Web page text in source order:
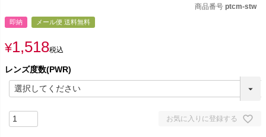
商品番号 ptcm-stw
即納 メール便 送料無料
¥1,518税込
レンズ度数(PWR)
お気に入りに登録する